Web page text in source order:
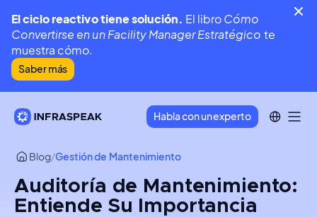
El ciclo reactivo tiene solución. El libroCómo
Convertirse en un Facility Manager Estratégico te
muestra cómo.
Saber más
Habla con un experto
Blog/Gestión de Mantenimiento
Auditoría de Mantenimiento:
Entiende Su Importancia